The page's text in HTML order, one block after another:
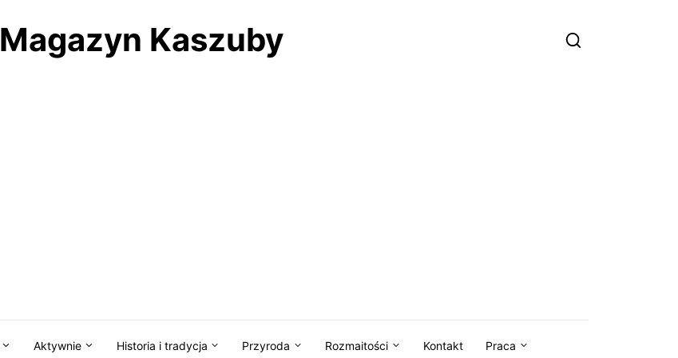
Magazyn Kaszuby
Aktywnie Historia i tradycja Przyroda Rozmaitości Kontakt Praca